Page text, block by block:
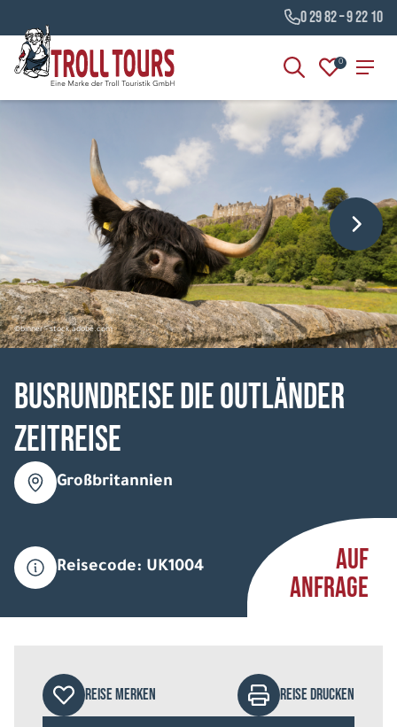
0 29 82 – 9 22 10
0
©binner - stock.adobe.com
Busrundreise Die Outländer
Zeitreise
Großbritannien
Reisecode: UK1004
AUF
ANFRAGE
REISE MERKEN REISE DRUCKEN